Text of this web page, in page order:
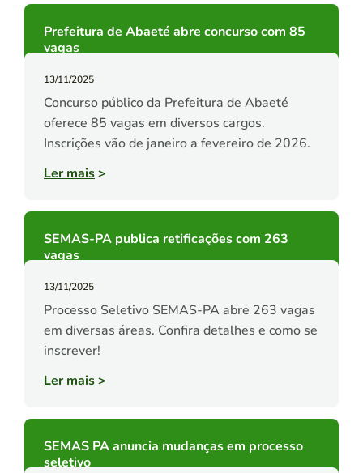
Prefeitura de Abaeté abre concurso com 85
vagas
13/11/2025
Concurso público da Prefeitura de Abaeté
oferece 85 vagas em diversos cargos.
Inscrições vão de janeiro a fevereiro de 2026.
Ler mais>
SEMAS-PA publica retificações com 263
vagas
13/11/2025
Processo Seletivo SEMAS-PA abre 263 vagas
em diversas áreas. Confira detalhes e como se
inscrever!
Ler mais>
SEMAS PA anuncia mudanças em processo
seletivo